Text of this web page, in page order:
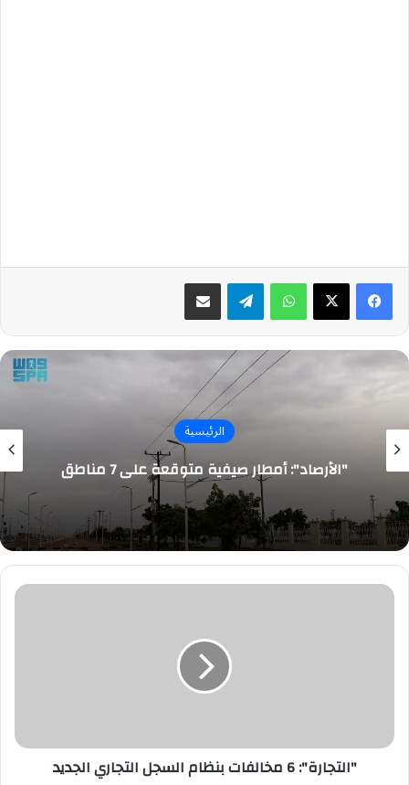
واتسابتيلقرام مشاركة عبر البريد
الرئيسية
"الأرصاد": أمطار صيفية متوقعة على 7 مناطق
"التجارة":
"التجارة": 6 مخالفات بنظام السجل التجاري الجديد